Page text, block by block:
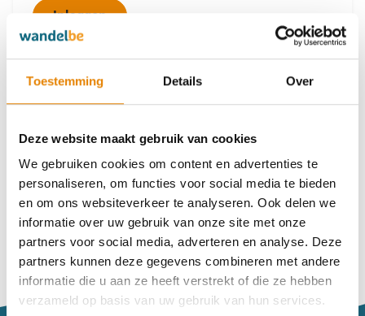
Toestemming Details Over
Deze website maakt gebruik van cookies
We gebruiken cookies om content en advertenties te
personaliseren, om functies voor social media te bieden
en om ons websiteverkeer te analyseren. Ook delen we
informatie over uw gebruik van onze site met onze
partners voor social media, adverteren en analyse. Deze
partners kunnen deze gegevens combineren met andere
informatie die u aan ze heeft verstrekt of die ze hebben
verzameld op basis van uw gebruik van hun services.
Heb je nog geen account?
Maak dan een nieuw account aan
Maak een nieuw account aan
Vind je je weg niet goed in het wandeldagboek?
Raadpleeg dan hier de handleiding.